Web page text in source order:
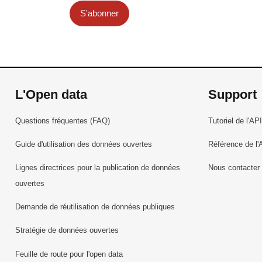
S'abonner
L'Open data
Questions fréquentes (FAQ)
Guide d'utilisation des données ouvertes
Lignes directrices pour la publication de données
ouvertes
Demande de réutilisation de données publiques
Stratégie de données ouvertes
Feuille de route pour l'open data
Support
Tutoriel de l'API
Référence de
Nous contacter